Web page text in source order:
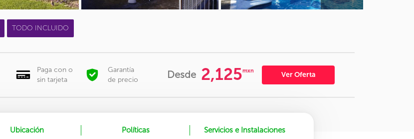
TODO INCLUIDO
Paga con o
sin tarjeta
Garantía
de precio
Desde 2,125mxn Ver Oferta
Ubicación Políticas Servicios e Instalaciones